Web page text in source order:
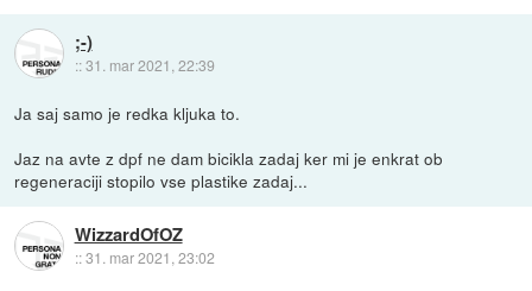
;-)
::31. mar 2021, 22:39
Ja saj samo je redka kljuka to.
Jaz na avte z dpf ne dam bicikla zadaj ker mi je enkrat ob
regeneraciji stopilo vse plastike zadaj...
WizzardOfOZ
::31. mar 2021, 23:02